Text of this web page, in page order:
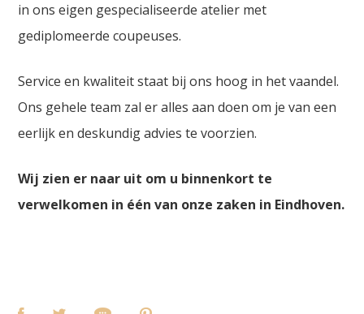
in ons eigen gespecialiseerde atelier met
gediplomeerde coupeuses.
Service en kwaliteit staat bij ons hoog in het vaandel.
Ons gehele team zal er alles aan doen om je van een
eerlijk en deskundig advies te voorzien.
Wij zien er naar uit om u binnenkort te
verwelkomen in één van onze zaken in Eindhoven.